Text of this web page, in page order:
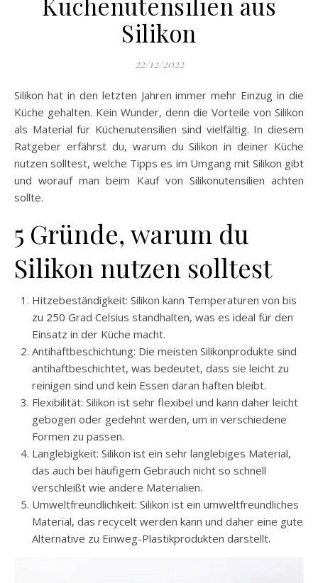
Silikon
22/12/2022
Silikon hat in den letzten Jahren immer mehr Einzug in die
Küche gehalten. Kein Wunder, denn die Vorteile von Silikon
als Material für Küchenutensilien sind vielfältig. In diesem
Ratgeber erfährst du, warum du Silikon in deiner Küche
nutzen solltest, welche Tipps es im Umgang mit Silikon gibt
und worauf man beim Kauf von Silikonutensilien achten
sollte.
5 Gründe, warum du
Silikon nutzen solltest
Hitzebeständigkeit: Silikon kann Temperaturen von bis
zu 250 Grad Celsius standhalten, was es ideal für den
Einsatz in der Küche macht.
Antihaftbeschichtung: Die meisten Silikonprodukte sind
antihaftbeschichtet, was bedeutet, dass sie leicht zu
reinigen sind und kein Essen daran haften bleibt.
Flexibilität: Silikon ist sehr flexibel und kann daher leicht
gebogen oder gedehnt werden, um in verschiedene
Formen zu passen.
Langlebigkeit: Silikon ist ein sehr langlebiges Material,
das auch bei häufigem Gebrauch nicht so schnell
verschleißt wie andere Materialien.
Umweltfreundlichkeit: Silikon ist ein umweltfreundliches
Material, das recycelt werden kann und daher eine gute
Alternative zu Einweg-Plastikprodukten darstellt.